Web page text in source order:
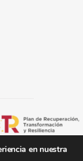
Transformación y
en nuestra